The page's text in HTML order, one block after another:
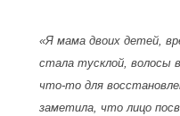
«Я мама двоих детей,
стала тусклой, волосы
что-то для
заметила, что лицо